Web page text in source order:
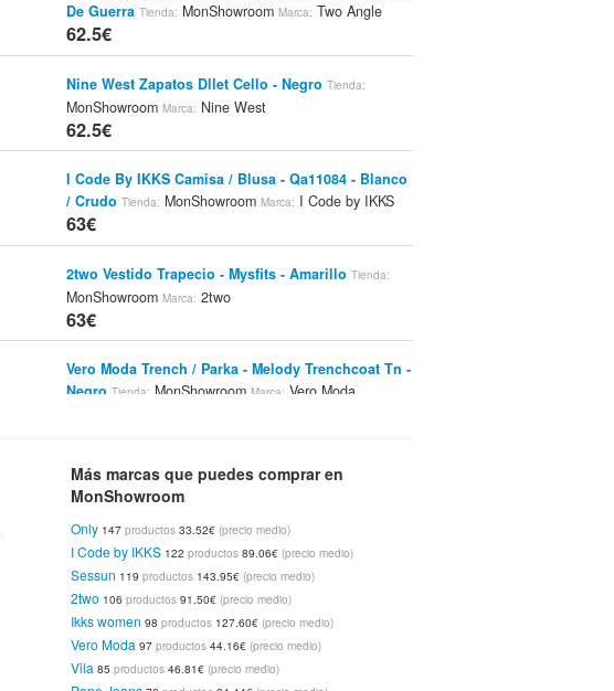
De Guerra Tienda: MonShowroom Marca: Two Angle
62.5€
Nine West Zapatos Dllet Cello - Negro Tienda:
MonShowroom Marca: Nine West
62.5€
I Code By IKKS Camisa / Blusa - Qa11084 - Blanco
/ Crudo Tienda: MonShowroom Marca: I Code by IKKS
63€
2two Vestido Trapecio - Mysfits - Amarillo Tienda:
MonShowroom Marca: 2two
63€
Vero Moda Trench / Parka - Melody Trenchcoat Tn -
Negro Tienda: MonShowroom Marca: Vero Moda
Two Angle Sudadera - Vapach - Gris
MonShowroom Marca: Two Angle
63.5€
Pepe Jeans Pantalones Slim - Pl210514t898 - Rojo /
Coral Tienda:MonShowroomMarca: Pepe Jeans
64€
Irregular Choice Zapatos Dllet 3614-32 - Negro
Tienda:MonShowroom Marca:Irregular Choice
Más marcas que puedes comprar en
MonShowroom
Only 147productos 33.52€ (precio medio)
I Code by IKKS 122productos 89.06€ (precio medio)
Sessun 119productos 143.95€ (precio medio)
2two 106productos 91.50€ (precio medio)
Ikks women 98productos 127.60€ (precio medio)
Vero Moda 97productos 44.16€ (precio medio)
Vila 85productos 46.81€ (precio medio)